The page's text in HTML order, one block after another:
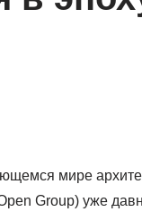
мире
Group) уже